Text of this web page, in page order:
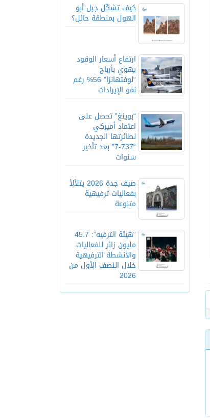
كيف تشكّل جبل أبو
الهول بمنطقة حائل؟
ارتفاع أسعار الوقود
يهوي بأرباح
“لوفتهانزا” 56% رغم
نمو الإيرادات
“بوينغ” تحصل على
اعتماد أميركي
لطائرتها الجديدة
“737-7” بعد تأخير
سنوات
صيف جدة 2026 يتلألأ
بفعاليات ترفيهية
متنوعة
“هيئة الترفيه”: 45.7
مليون زائر للفعاليات
والأنشطة الترفيهية
خلال النصف الأول من
2026